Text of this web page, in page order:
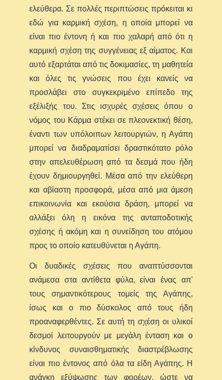
ελεύθερα. Σε πολλές περιπτώσεις πρόκειται κι
εδώ για καρμική σχέση, η οποία μπορεί να
είναι πιο έντονη ή και πιο χαλαρή από ότι η
καρμική σχέση της συγγένειας εξ αίματος. Και
αυτό εξαρτάται από τις δοκιμασίες, τη μαθητεία
και όλες τις γνώσεις που έχει κανείς να
προσλάβει στο συγκεκριμένο επίπεδο της
εξέλιξής του. Στις ισχυρές σχέσεις όπου ο
νόμος του Κάρμα στέκει σε πλεονεκτική θέση,
έναντι των υπόλοιπων λειτουργιών, η Αγάπη
μπορεί να διαδραματίσει δραστικότατο ρόλο
στην απελευθέρωση από τα δεσμά που ήδη
έχουν δημιουργηθεί. Μέσα από την ελεύθερη
και αβίαστη προσφορά, μέσα από μια άμεση
επικοινωνία και εκούσια δράση, μπορεί να
αλλάξει όλη η εικόνα της ανταποδοτικής
σχέσης ή ακόμη και η συνείδηση του ατόμου
προς το οποίο κατευθύνεται η Αγάπη.
Οι δυαδικές σχέσεις που αναπτύσσονται
ανάμεσα στα αντίθετα φύλα, είναι ένας απ'
τους σημαντικότερους τομείς της Αγάπης,
ίσως και ο πιο δύσκολος από τους ήδη
προαναφερθέντες. Σε αυτή τη σχέση οι υλικοί
δεσμοί λειτουργούν με μεγάλη ένταση και ο
κίνδυνος συναισθηματικής διαστρέβλωσης
είναι πιο έντονος από όλα τα είδη Αγάπης. Η
ανάγκη εξύψωσης των φορέων, ώστε να